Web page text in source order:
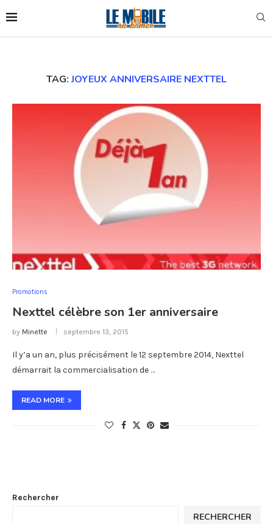
TAG:JOYEUX ANNIVERSAIRE NEXTTEL
Promotions
Nexttel célèbre son 1er anniversaire
by Minette septembre 13, 2015
Il y’a un an, plus précisément le 12 septembre 2014, Nexttel
démarrait la commercialisation de …
READ MORE
Rechercher
RECHERCHER